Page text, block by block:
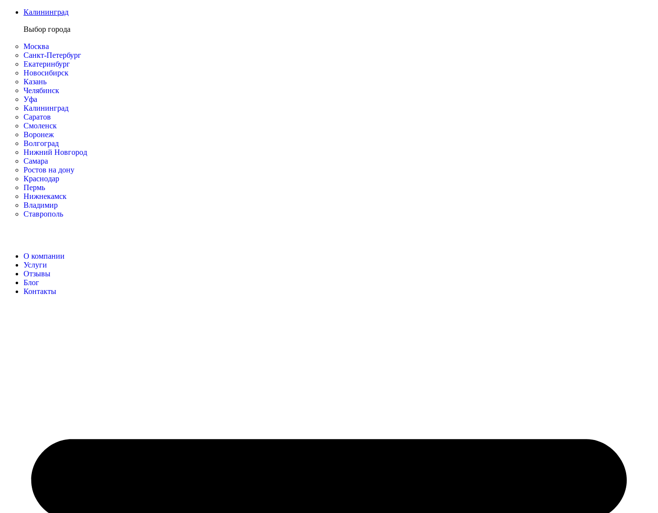
Калининград
Выбор города
Москва
Санкт-Петербург
Екатеринбург
Новосибирск
Казань
Челябинск
Уфа
Калининград
Саратов
Смоленск
Воронеж
Волгоград
Нижний Новгород
Самара
Ростов на дону
Краснодар
Пермь
Нижнекамск
Владимир
Ставрополь
О компании
Услуги
Отзывы
Блог
Контакты